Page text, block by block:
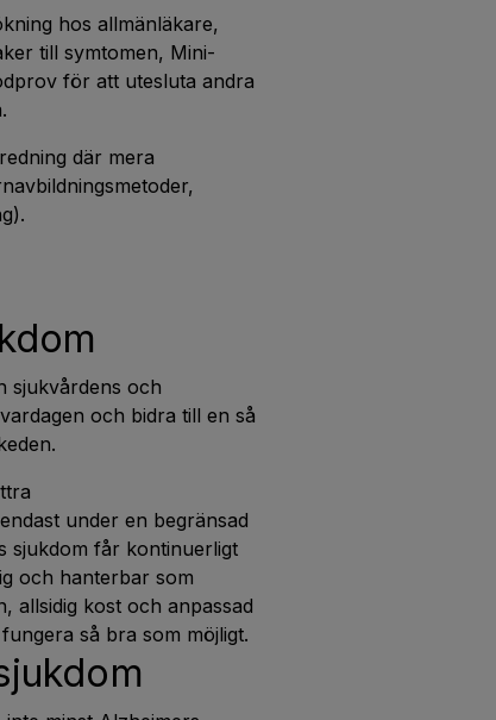
hos allmänläkare,
till symtomen, Mini-
för att utesluta andra
där mera
sjukvårdens och
och bidra till en så
under en begränsad
sjukdom får kontinuerligt
och hanterbar som
allsidig kost och anpassad
så bra som möjligt.